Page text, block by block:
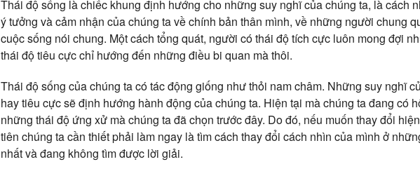
Thái độ sống là chiếc khung định hướng cho những suy nghĩ của chúng ta, là cách
ý tưởng và cảm nhận của chúng ta về chính bản thân mình, về những người chung
cuộc sống nói chung. Một cách tổng quát, người có thái độ tích cực luôn mong đợi
thái độ tiêu cực chỉ hướng đến những điều bi quan mà thôi.
Thái độ sống của chúng ta có tác động giống như thỏi nam châm. Những suy nghĩ
hay tiêu cực sẽ định hướng hành động của chúng ta. Hiện tại mà chúng ta đang có
những thái độ ứng xử mà chúng ta đã chọn trước đây. Do đó, nếu muốn thay đổi
tiên chúng ta cần thiết phải làm ngay là tìm cách thay đổi cách nhìn của mình ở
nhất và đang không tìm được lời giải.